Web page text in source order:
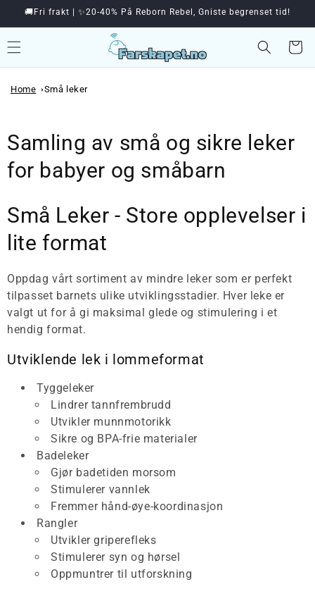
videre til innholdet
🚚Fri frakt | ✨20-40% På Reborn Rebel, Gniste begrenset tid!
Home Små leker
Samling av små og sikre leker
for babyer og småbarn
Små Leker - Store opplevelser i
lite format
Oppdag vårt sortiment av mindre leker som er perfekt
tilpasset barnets ulike utviklingsstadier. Hver leke er
valgt ut for å gi maksimal glede og stimulering i et
hendig format.
Utviklende lek i lommeformat
Tyggeleker
Lindrer tannfrembrudd
Utvikler munnmotorikk
Sikre og BPA-frie materialer
Badeleker
Gjør badetiden morsom
Stimulerer vannlek
Fremmer hånd-øye-koordinasjon
Rangler
Utvikler griperefleks
Stimulerer syn og hørsel
Oppmuntrer til utforskning